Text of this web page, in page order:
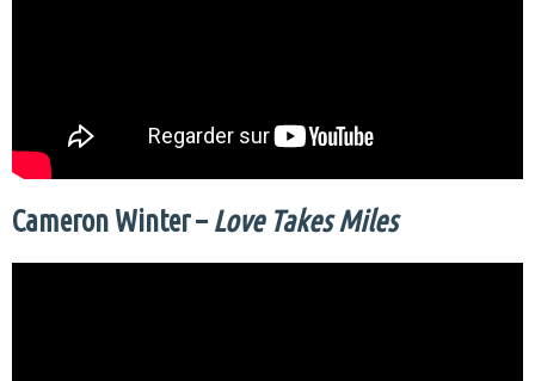
Cameron Winter – Love Takes Miles